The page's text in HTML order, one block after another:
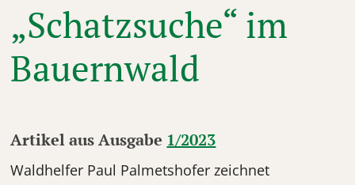
„Schatzsuche“ im
Bauernwald
Artikel aus Ausgabe 1/2023
Waldhelfer Paul Palmetshofer zeichnet